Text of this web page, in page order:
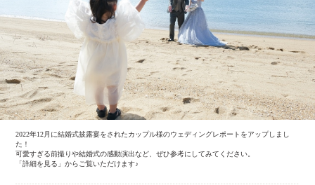
2022年12月に結婚式披露宴をされたカップル様のウェディングレポートをアップしまし
た！
可愛すぎる前撮りや結婚式の感動演出など、ぜひ参考にしてみてください。
「詳細を見る」からご覧いただけます♪